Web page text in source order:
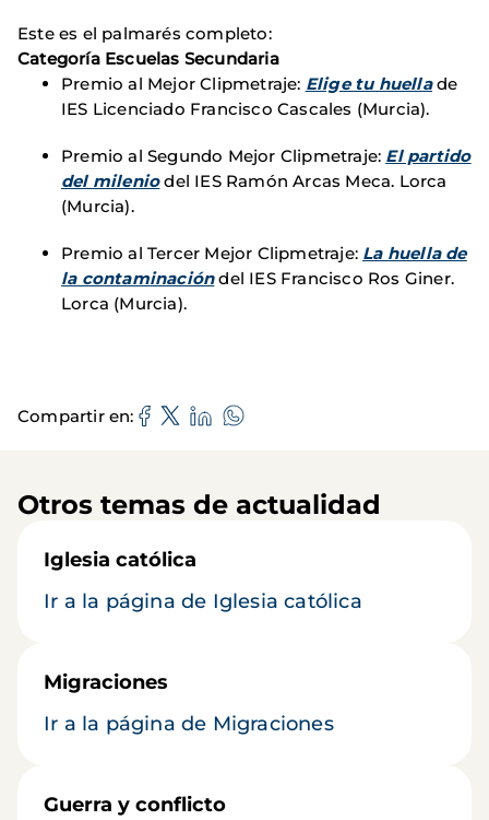
Este es el palmarés completo:
Categoría Escuelas Secundaria
Premio al Mejor Clipmetraje: Elige tu huellade
IES Licenciado Francisco Cascales (Murcia).
Premio al Segundo Mejor Clipmetraje: El partido
del mileniodel IES Ramón Arcas Meca. Lorca
(Murcia).
Premio al Tercer Mejor Clipmetraje: La huella de
la contaminacióndel IES Francisco Ros Giner.
Lorca (Murcia).
Compartir en
Otros temas de actualidad
Iglesia católica
Ir a la página de Iglesia católica
Migraciones
Ir a la página de Migraciones
Guerra y conflicto